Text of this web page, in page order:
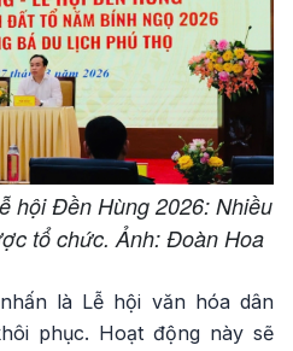
hội Đền Hùng 2026: Nhiều
tổ chức. Ảnh: Đoàn Hoa
là Lễ hội văn hóa dân
phục. Hoạt động này sẽ